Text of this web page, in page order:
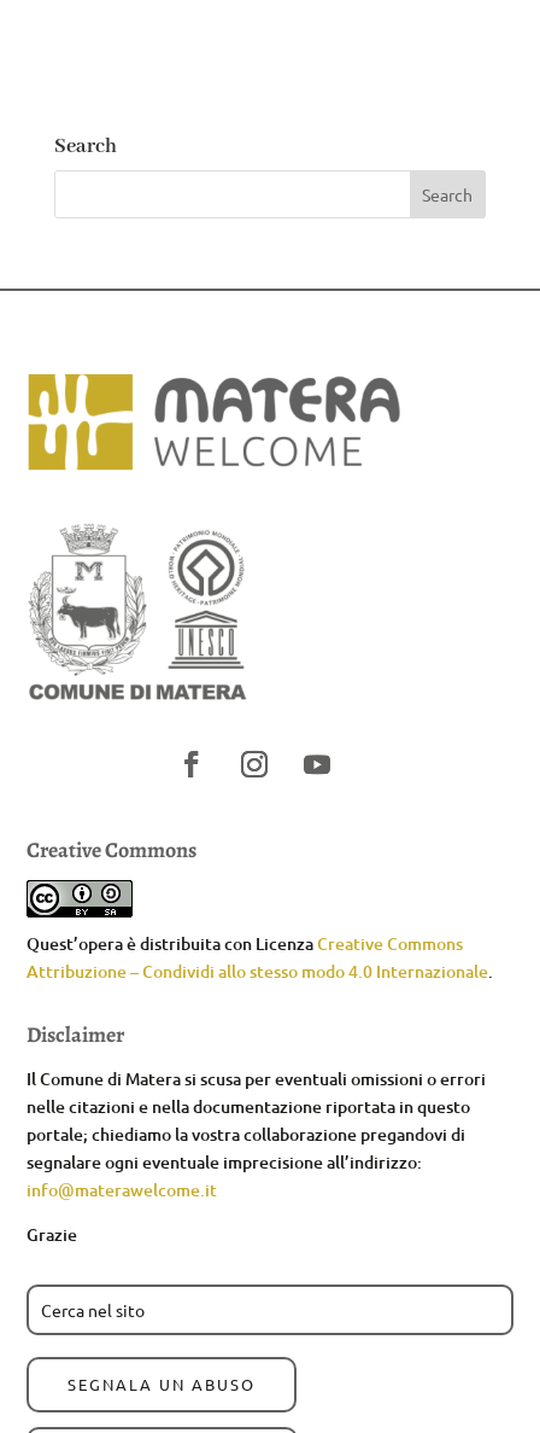
Search
Creative Commons
Quest’opera è distribuita con LicenzaCreative Commons
Attribuzione – Condividi allo stesso modo 4.0 Internazionale.
Disclaimer
Il Comune di Matera si scusa per eventuali omissioni o errori
nelle citazioni e nella documentazione riportata in questo
portale; chiediamo la vostra collaborazione pregandovi di
segnalare ogni eventuale imprecisione all’indirizzo:
info@materawelcome.it
Grazie
SEGNALA UN ABUSO